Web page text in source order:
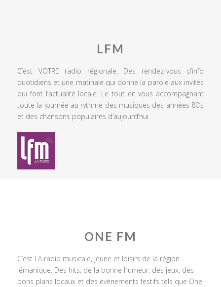
LFM
C’est VOTRE radio régionale. Des rendez-vous d’info
quotidiens et une matinale qui donne la parole aux invités
qui font l’actualité locale. Le tout en vous accompagnant
toute la journée au rythme des musiques des années 80’s
et des chansons populaires d’aujourd’hui.
ONE FM
C’est LA radio musicale, jeune et loisirs de la région
lémanique. Des hits, de la bonne humeur, des jeux, des
bons plans locaux et des événements festifs tels que One